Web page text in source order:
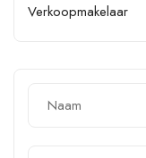
Verkoopmakelaar